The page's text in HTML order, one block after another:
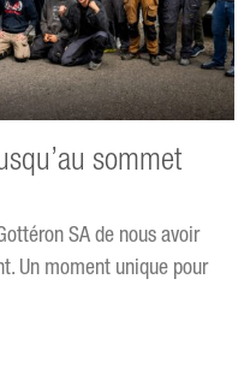
sommet
SA de nous avoir
Un moment unique pour